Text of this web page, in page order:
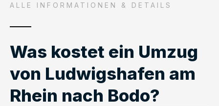
ALLE INFORMATIONEN & DETAILS
Was kostet ein Umzug
von Ludwigshafen am
Rhein nach Bodo?